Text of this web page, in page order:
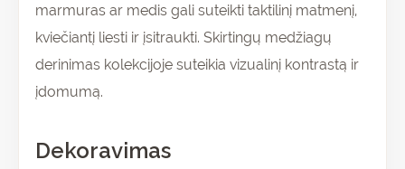
marmuras ar medis gali suteikti taktilinį matmenį,
kviečiantį liesti ir įsitraukti. Skirtingų medžiagų
derinimas kolekcijoje suteikia vizualinį kontrastą ir
įdomumą.
Dekoravimas